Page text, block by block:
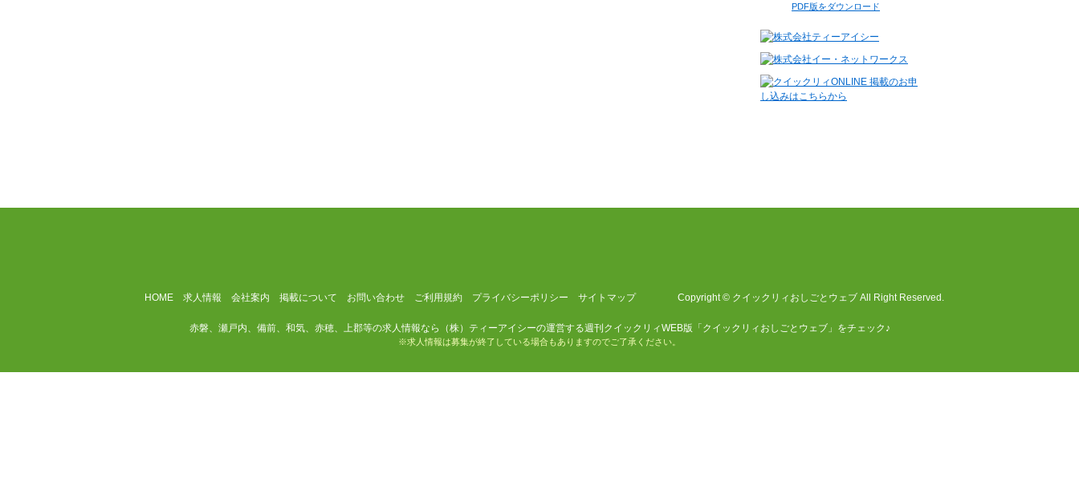
PDF版をダウンロード
HOME 求人情報 会社案内 掲載について お問い合わせ ご利用規約 プライバシーポリシー サイトマップ Copyright © クイックリィおしごとウェブ All Right Reserved.
赤磐、瀬戸内、備前、和気、赤穂、上郡等の求人情報なら（株）ティーアイシーの運営する週刊クイックリィWEB版「クイックリィおしごとウェブ」をチェック♪
※求人情報は募集が終了している場合もありますのでご了承ください。